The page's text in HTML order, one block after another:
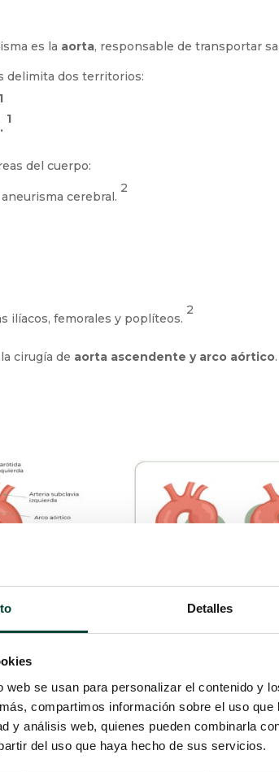
Detalles
web se usan para personalizar el contenido y
compartimos información sobre el uso
y análisis web, quienes pueden combinarla
del uso que haya hecho de sus servicios.
es la aorta, responsable de transportar
delimita dos territorios:
1
1
del cuerpo:
aneurisma cerebral.
2
ilíacos, femorales y poplíteos.
2
cirugía de aorta ascendente y arco aórtico.